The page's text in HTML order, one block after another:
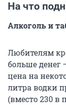
На что
Алкоголь и
Любителям
больше денег
цена на
литра водки
(вместо 230 в